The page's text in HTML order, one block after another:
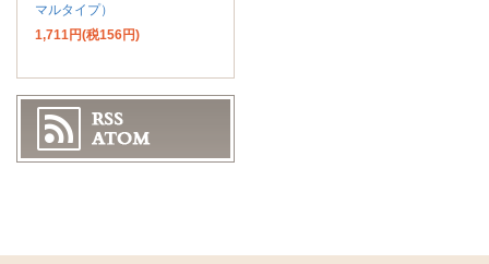
マルタイプ）
1,711円(税156円)